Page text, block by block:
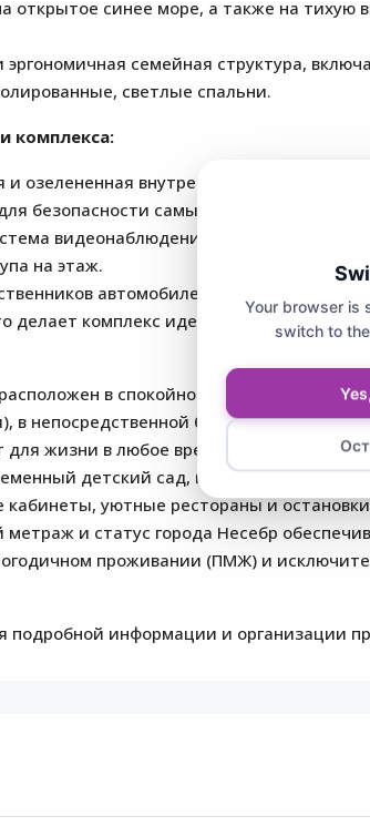
открытое синее море, а также на тихую
эргономичная семейная структура,
светлые спальни.
комплекса:
озелененная внутренняя территория.
безопасности самых маленьких
видеонаблюдения и надежная охрана.
на этаж.
автомобилей.
делает комплекс идеальным для
в спокойной, новой и активно
в непосредственной близости от
жизни в любое время года. В шаговой
детский сад, крупные
уютные рестораны и
и статус города Несебр
проживании (ПМЖ) и
подробной информации и организации
Your browser is
switch to